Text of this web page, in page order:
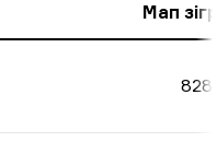
Мап
828